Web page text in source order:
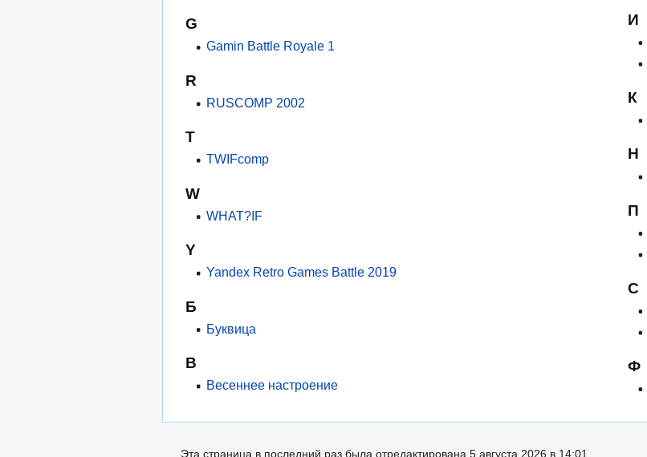
G
Gamin Battle Royale 1
R
RUSCOMP 2002
T
TWIFcomp
W
WHAT?IF
Y
Yandex Retro Games Battle 2019
Б
Буквица
В
Весеннее настроение
И
К
Н
П
С
Ф
Эта страница в последний раз была отредактирована 5 августа 2026 в 14:01.